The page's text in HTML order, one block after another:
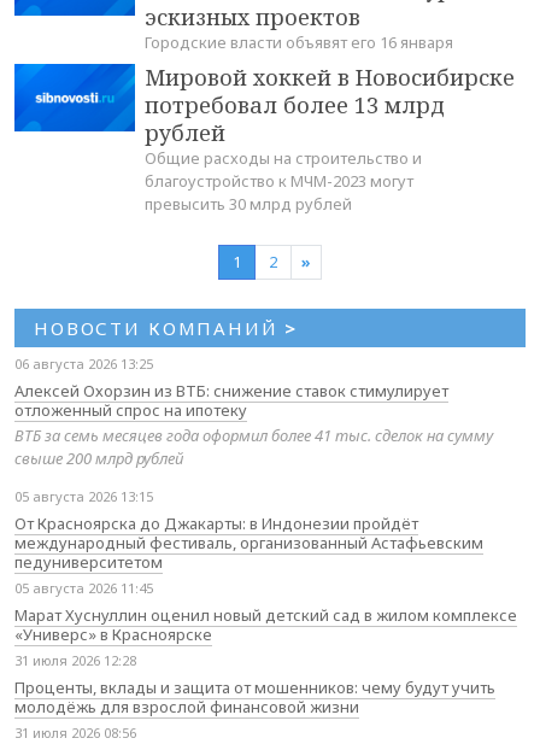
эскизных проектов
Городские власти объявят его 16 января
Мировой хоккей в Новосибирске
потребовал более 13 млрд
рублей
Общие расходы на строительство и
благоустройство к МЧМ-2023 могут
превысить 30 млрд рублей
1 2 »
НОВОСТИ КОМПАНИЙ >
06 августа 2026 13:25
Алексей Охорзин из ВТБ: снижение ставок стимулирует
отложенный спрос на ипотеку
ВТБ за семь месяцев года оформил более 41 тыс. сделок на сумму
свыше 200 млрд рублей
05 августа 2026 13:15
От Красноярска до Джакарты: в Индонезии пройдёт
международный фестиваль, организованный Астафьевским
педуниверситетом
05 августа 2026 11:45
Марат Хуснуллин оценил новый детский сад в жилом комплексе
«Универс» в Красноярске
31 июля 2026 12:28
Проценты, вклады и защита от мошенников: чему будут учить
молодёжь для взрослой финансовой жизни
31 июля 2026 08:56